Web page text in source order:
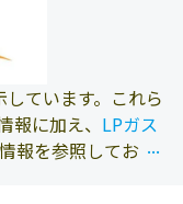
ています。これら
に加え、 LPガス
報を参照しており...
...